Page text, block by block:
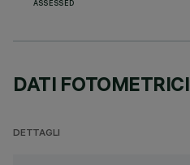
ASSESSED
DATI FOTOMETRICI
DETTAGLI